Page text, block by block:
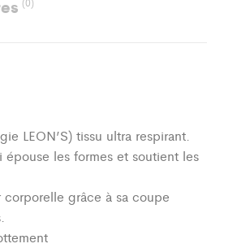
LEON’S)tissu ultra respirant.
épouse les formes et soutient les
corporelle grâce à sa coupe